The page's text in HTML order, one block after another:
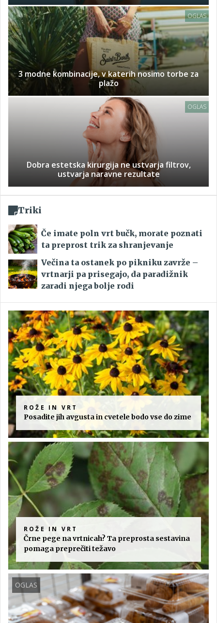
OGLAS
3 modne kombinacije, v katerih nosimo torbe za
plažo
OGLAS
Dobra estetska kirurgija ne ustvarja filtrov,
ustvarja naravne rezultate
Triki
Če imate poln vrt bučk, morate poznati
ta preprost trik za shranjevanje
Večina ta ostanek po pikniku zavrže –
vrtnarji pa prisegajo, da paradižnik
zaradi njega bolje rodi
ROŽE IN VRT
Posadite jih avgusta in cvetele bodo vse do zime
ROŽE IN VRT
Črne pege na vrtnicah? Ta preprosta sestavina
pomaga preprečiti težavo
OGLAS